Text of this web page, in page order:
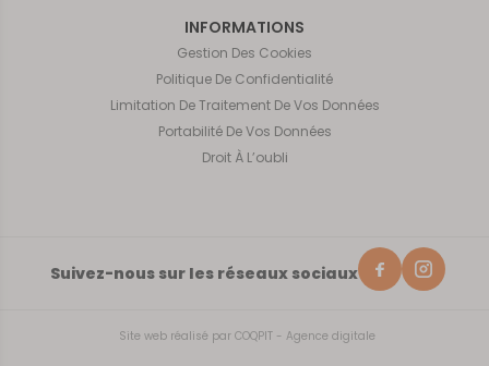
INFORMATIONS
Gestion Des Cookies
Politique De Confidentialité
Limitation De Traitement De Vos Données
Portabilité De Vos Données
Droit À L’oubli
Suivez-nous sur les réseaux sociaux
Site web réalisé par COQPIT - Agence digitale